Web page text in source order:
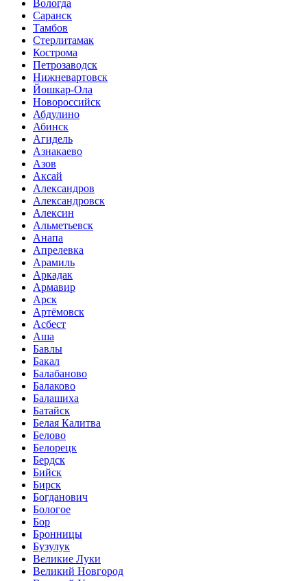
Вологда
Саранск
Тамбов
Стерлитамак
Кострома
Петрозаводск
Нижневартовск
Йошкар-Ола
Новороссийск
Абдулино
Абинск
Агидель
Азнакаево
Азов
Аксай
Александров
Александровск
Алексин
Альметьевск
Анапа
Апрелевка
Арамиль
Аркадак
Армавир
Арск
Артёмовск
Асбест
Аша
Бавлы
Бакал
Балабаново
Балаково
Балашиха
Батайск
Белая Калитва
Белово
Белорецк
Бердск
Бийск
Бирск
Богданович
Бологое
Бор
Бронницы
Бузулук
Великие Луки
Великий Новгород